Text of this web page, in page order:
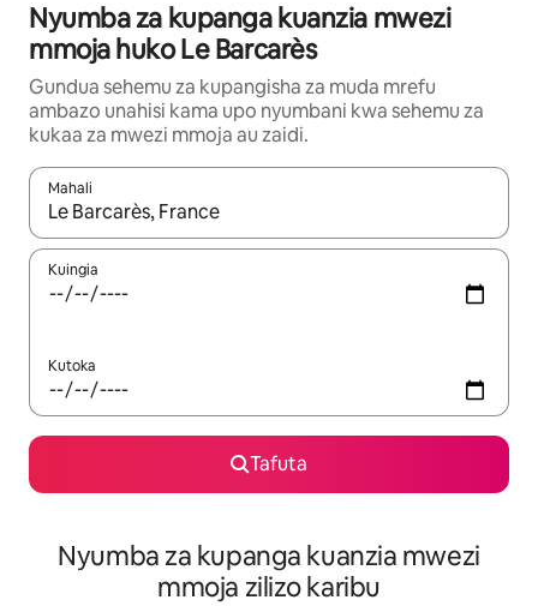
Nyumba za kupanga kuanzia mwezi
mmoja huko Le Barcarès
Gundua sehemu za kupangisha za muda mrefu
ambazo unahisi kama upo nyumbani kwa sehemu za
kukaa za mwezi mmoja au zaidi.
Mahali
Wakati matokeo yanapatikana, vinjari kwa kutumia vitufe vya
Kuingia
Kutoka
Tafuta
Nyumba za kupanga kuanzia mwezi
mmoja zilizo karibu